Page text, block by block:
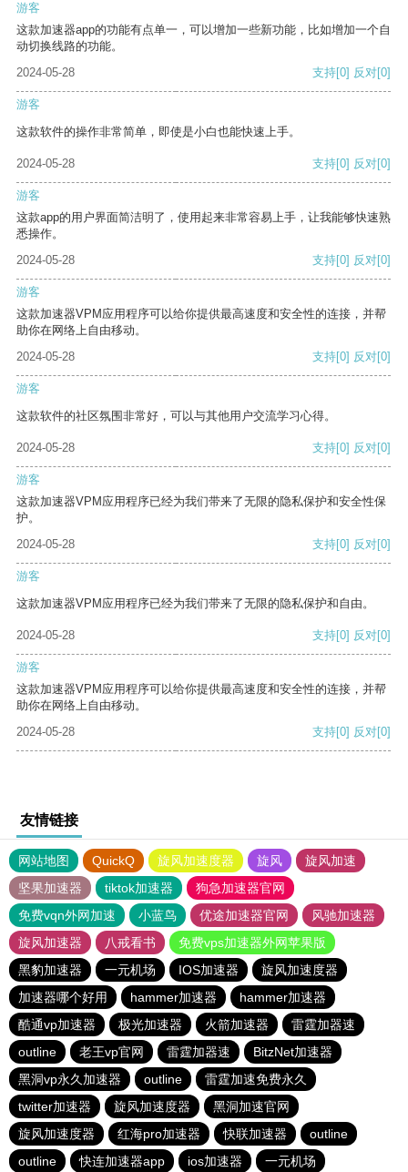
游客
这款加速器app的功能有点单一，可以增加一些新功能，比如增加一个自
动切换线路的功能。
2024-05-28
支持[0] 反对[0]
游客
这款软件的操作非常简单，即使是小白也能快速上手。
2024-05-28 支持[0] 反对[0]
游客
这款app的用户界面简洁明了，使用起来非常容易上手，让我能够快速熟
悉操作。
2024-05-28
支持[0] 反对[0]
游客
这款加速器VPM应用程序可以给你提供最高速度和安全性的连接，并帮
助你在网络上自由移动。
2024-05-28
支持[0] 反对[0]
游客
这款软件的社区氛围非常好，可以与其他用户交流学习心得。
2024-05-28 支持[0] 反对[0]
游客
这款加速器VPM应用程序已经为我们带来了无限的隐私保护和安全性保
护。
2024-05-28
支持[0] 反对[0]
游客
这款加速器VPM应用程序已经为我们带来了无限的隐私保护和自由。
2024-05-28 支持[0] 反对[0]
游客
这款加速器VPM应用程序可以给你提供最高速度和安全性的连接，并帮
助你在网络上自由移动。
2024-05-28
支持[0] 反对[0]
友情链接
网站地图 QuickQ 旋风加速度器 旋风
旋风加速
坚果加速器
tiktok加速器
狗急加速器官网
免费vqn外网加速
小蓝鸟 优途加速器官网
风驰加速器
旋风加速器
八戒看书
免费vps加速器外网苹果版
黑豹加速器
一元机场 IOS加速器
旋风加速度器
加速器哪个好用
hammer加速器
hammer加速器
酷通vp加速器
极光加速器 火箭加速器
雷霆加器速
outline
老王vp官网 雷霆加器速
BitzNet加速器
黑洞vp永久加速器
outline
雷霆加速免费永久
twitter加速器
旋风加速度器
黑洞加速官网
旋风加速度器
红海pro加速器 快联加速器
outline
outline
快连加速器app ios加速器 一元机场